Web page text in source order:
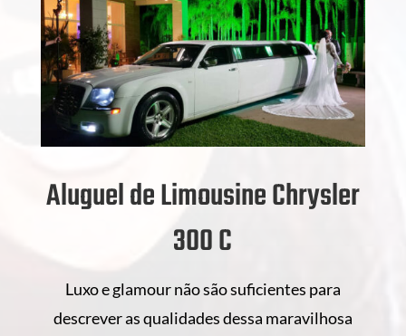
Aluguel de Limousine Chrysler
300 C
Luxo e glamour não são suficientes para
descrever as qualidades dessa maravilhosa